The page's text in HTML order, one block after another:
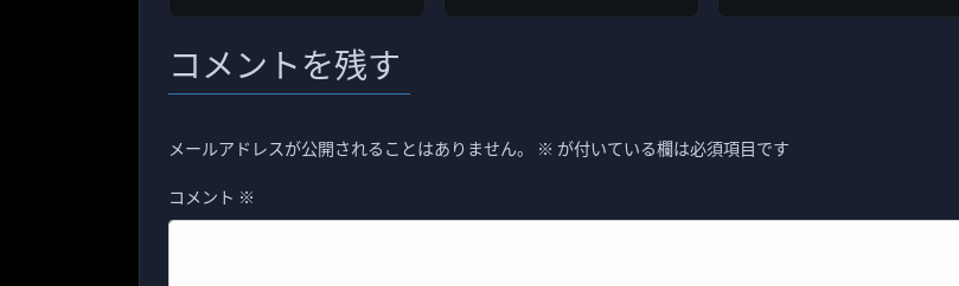
コメントを残す
メールアドレスが公開されることはありません。 ※ が付いている欄は必須項目です
コメント ※